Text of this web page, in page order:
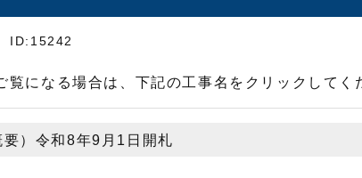
ID:15242
覧になる場合は、下記の工事名をクリックしてく
要）令和8年9月1日開札